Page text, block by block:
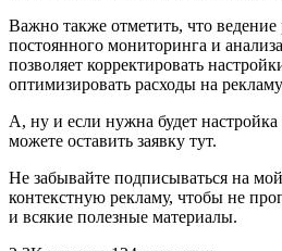
Важно также отметить, что ведение
постоянного мониторинга и анализа
позволяет корректировать
оптимизировать расходы на
А, ну и если нужна будет
можете оставить заявку тут.
Не забывайте подписываться на
контекстную рекламу, чтобы не
и всякие полезные материалы.